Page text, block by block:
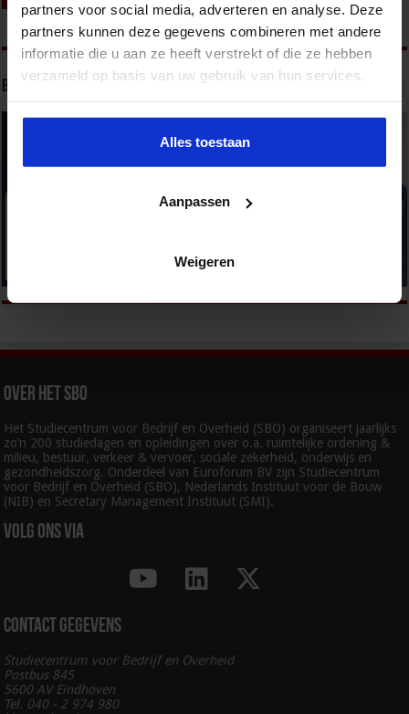
partners voor social media, adverteren en analyse. Deze
partners kunnen deze gegevens combineren met andere
informatie die u aan ze heeft verstrekt of die ze hebben
verzameld op basis van uw gebruik van hun services.
Alles toestaan
Aanpassen
Weigeren
Bekijk onze opleidingen
Over het SBO
Het Studiecentrum voor Bedrijf en Overheid (SBO) organiseert jaarlijks
zo’n 200 studiedagen en opleidingen over o.a. ruimtelijke ordening &
milieu, bestuur, verkeer & vervoer, sociale zekerheid, onderwijs en
gezondheidszorg. Onderdeel van Euroforum BV zijn Studiecentrum
voor Bedrijf en Overheid (SBO), Nederlands Instituut voor de Bouw
(NIB) en Secretary Management Instituut (SMI).
Volg ons via
Contact gegevens
Studiecentrum voor Bedrijf en Overheid
Postbus 845
5600 AV Eindhoven
Tel. 040 - 2 974 980